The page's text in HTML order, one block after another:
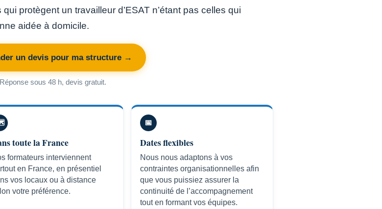
protègent un travailleur d’ESAT n’étant pas celles qui
aidée à domicile.
un devis pour ma structure →
Réponse sous 48 h, devis gratuit.
toute la France
formateurs interviennent
en France, en présentiel
vos locaux ou à distance
votre préférence.
📅
Dates flexibles
Nous nous adaptons à vos
contraintes organisationnelles afin
que vous puissiez assurer la
continuité de l’accompagnement
tout en formant vos équipes.